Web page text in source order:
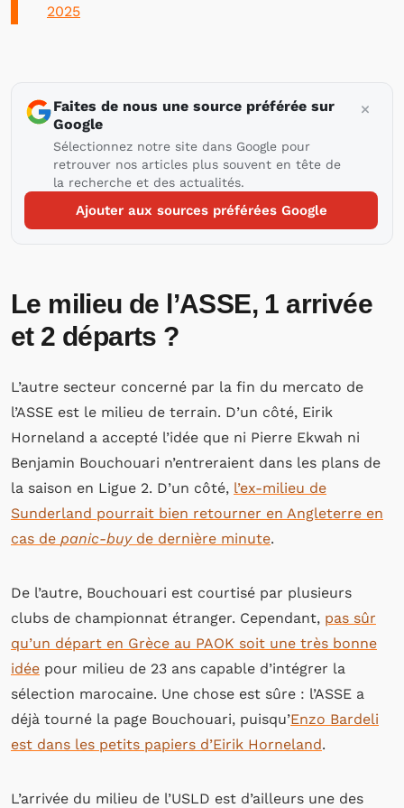
2025
Faites de nous une source préférée sur
Google
Sélectionnez notre site dans Google pour
retrouver nos articles plus souvent en tête de
la recherche et des actualités.
Ajouter aux sources préférées Google
Le milieu de l’ASSE, 1 arrivée
et 2 départs ?
L’autre secteur concerné par la fin du mercato de
l’ASSE est le milieu de terrain. D’un côté, Eirik
Horneland a accepté l’idée que ni Pierre Ekwah ni
Benjamin Bouchouari n’entreraient dans les plans de
la saison en Ligue 2. D’un côté, l’ex-milieu de
Sunderland pourrait bien retourner en Angleterre en
cas de panic-buyde dernière minute.
De l’autre, Bouchouari est courtisé par plusieurs
clubs de championnat étranger. Cependant, pas sûr
qu’un départ en Grèce au PAOK soit une très bonne
idée pour milieu de 23 ans capable d’intégrer la
sélection marocaine. Une chose est sûre : l’ASSE a
déjà tourné la page Bouchouari, puisqu’Enzo Bardeli
est dans les petits papiers d’Eirik Horneland.
L’arrivée du milieu de l’USLD est d’ailleurs une des